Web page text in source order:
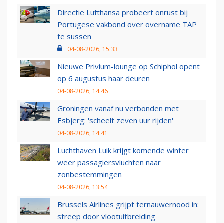
Directie Lufthansa probeert onrust bij
Portugese vakbond over overname TAP
te sussen
04-08-2026, 15:33
Nieuwe Privium-lounge op Schiphol opent
op 6 augustus haar deuren
04-08-2026, 14:46
Groningen vanaf nu verbonden met
Esbjerg: 'scheelt zeven uur rijden'
04-08-2026, 14:41
Luchthaven Luik krijgt komende winter
weer passagiersvluchten naar
zonbestemmingen
04-08-2026, 13:54
Brussels Airlines grijpt ternauwernood in:
streep door vlootuitbreiding